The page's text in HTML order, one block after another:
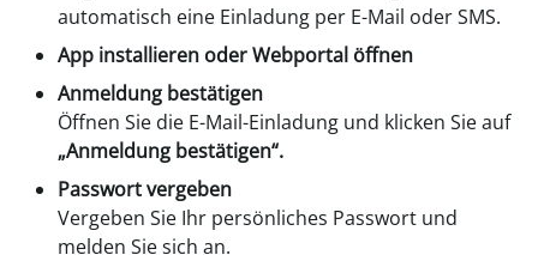
automatisch eine Einladung per E-Mail oder SMS.
App installieren oder Webportal öffnen
Anmeldung bestätigen
Öffnen Sie die E-Mail-Einladung und klicken Sie auf
„Anmeldung bestätigen“.
Passwort vergeben
Vergeben Sie Ihr persönliches Passwort und
melden Sie sich an.